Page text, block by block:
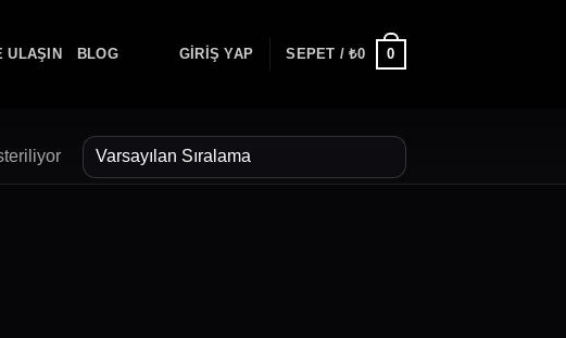
ULAŞIN BLOG GIRIŞ YAP SEPET /₺0 0